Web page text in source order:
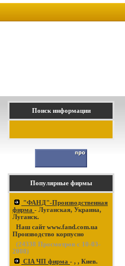
Поиск информации
Популярные фирмы
"ФАНД"-Производственная
фирма - Луганская, Украина,
Луганск.
Наш сайт www.fand.com.ua
Производство корпусно
(24338 Просмотров с 10-03-
2008)
CIA ЧП фирма - , , Киев.